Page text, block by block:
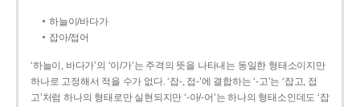
하늘이/바다가
잡아/접어
‘하늘이, 바다가’의 ‘이/가’는 주격의 뜻을 나타내는 동일한 형태소이지만
하나로 고정해서 적을 수가 없다. ‘잡-, 접-’에 결합하는 ‘-고’는 ‘잡고, 접
고’처럼 하나의 형태로만 실현되지만 ‘-아/-어’는 하나의 형태소인데도 ‘잡